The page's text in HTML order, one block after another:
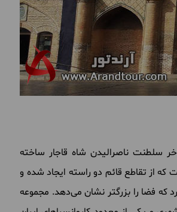
و اواخر سلطنت ناصرالیدن شاه قاجار ساخته
از تقاطع قائم دو راسته ایجاد شده و
که فضا را بزرگتر نشان می‌دهد. مجموعه